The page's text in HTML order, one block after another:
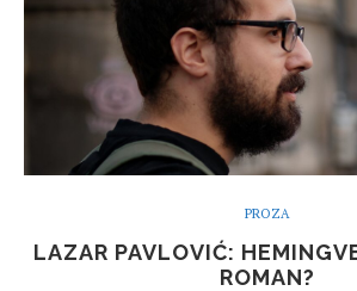
PROZA
LAZAR PAVLOVIĆ:
ROMAN?